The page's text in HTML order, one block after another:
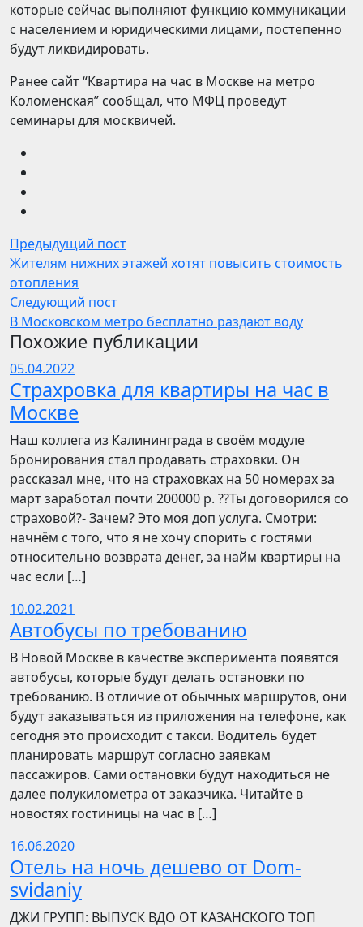
которые сейчас выполняют функцию коммуникации
с населением и юридическими лицами, постепенно
будут ликвидировать.
Ранее сайт “Квартира на час в Москве на метро
Коломенская” сообщал, что МФЦ проведут
семинары для москвичей.
Предыдущий пост
Жителям нижних этажей хотят повысить стоимость
отопления
Следующий пост
В Московском метро бесплатно раздают воду
Похожие публикации
05.04.2022
Страхровка для квартиры на час в
Москве
Наш коллега из Калининграда в своём модуле
бронирования стал продавать страховки. Он
рассказал мне, что на страховках на 50 номерах за
март заработал почти 200000 р. ??Ты договорился со
страховой?- Зачем? Это моя доп услуга. Смотри:
начнём с того, что я не хочу спорить с гостями
относительно возврата денег, за найм квартиры на
час если […]
10.02.2021
Автобусы по требованию
В Новой Москве в качестве эксперимента появятся
автобусы, которые будут делать остановки по
требованию. В отличие от обычных маршрутов, они
будут заказываться из приложения на телефоне, как
сегодня это происходит с такси. Водитель будет
планировать маршрут согласно заявкам
пассажиров. Сами остановки будут находиться не
далее полукилометра от заказчика. Читайте в
новостях гостиницы на час в […]
16.06.2020
Отель на ночь дешево от Dom-
svidaniy
​​ДЖИ ГРУПП: ВЫПУСК ВДО ОТ КАЗАНСКОГО ТОП